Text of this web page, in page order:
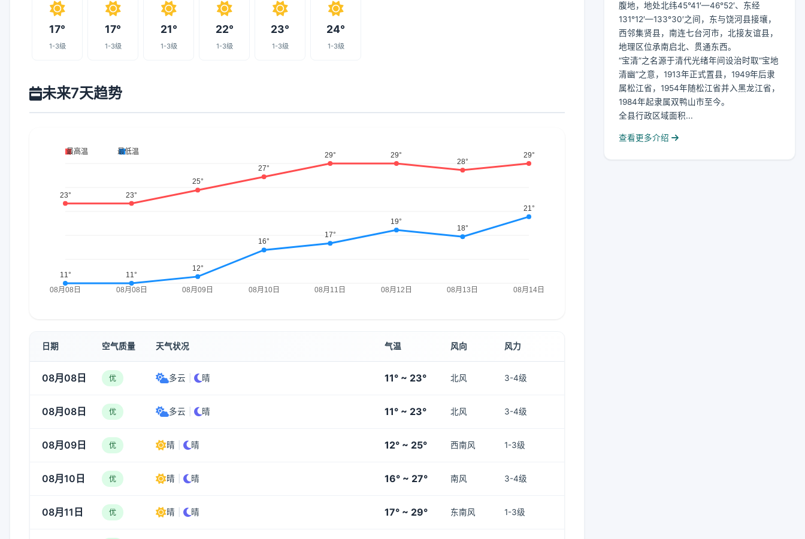
17°
1-3级
17°
1-3级
21°
1-3级
22°
1-3级
23°
1-3级
24°
1-3级
未来7天趋势
日期 空气质量 天气状况 气温 风向 风力
08月08日 优 多云 晴 11° ~ 23° 北风 3-4级
08月08日 优 多云 晴 11° ~ 23° 北风 3-4级
08月09日 优 晴 晴 12° ~ 25° 西南风 1-3级
08月10日 优 晴 晴 16° ~ 27° 南风 3-4级
08月11日 优 晴 晴 17° ~ 29° 东南风 1-3级
腹地，地处北纬45°41′—46°52′、东经
131°12′—133°30′之间，东与饶河县接壤，
西邻集贤县，南连七台河市，北接友谊县，
地理区位承南启北、贯通东西。
“宝清”之名源于清代光绪年间设治时取“宝地
清幽”之意，1913年正式置县，1949年后隶
属松江省，1954年随松江省并入黑龙江省，
1984年起隶属双鸭山市至今。
全县行政区域面积...
查看更多介绍